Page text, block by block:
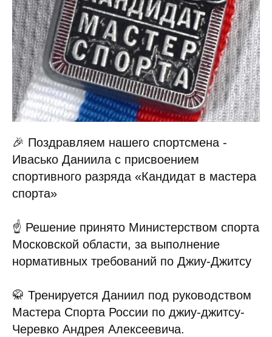
🎉 Поздравляем нашего спортсмена -
Ивасько Даниила с присвоением
спортивного разряда «Кандидат в мастера
спорта»
☝ Решение принято Министерством спорта
Московской области, за выполнение
нормативных требований по Джиу-Джитсу
🥋 Тренируется Даниил под руководством
Мастера Спорта России по джиу-джитсу-
Черевко Андрея Алексеевича.